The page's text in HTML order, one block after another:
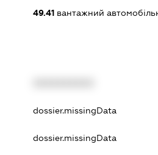
49.41вантажний
dossier.missingData
dossier.missingData